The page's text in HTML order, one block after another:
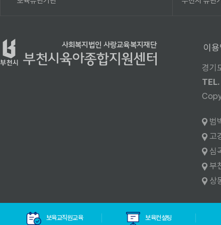
이
경기
TEL.
범
고
심
부
상
보육교직원교육 보육컨설팅